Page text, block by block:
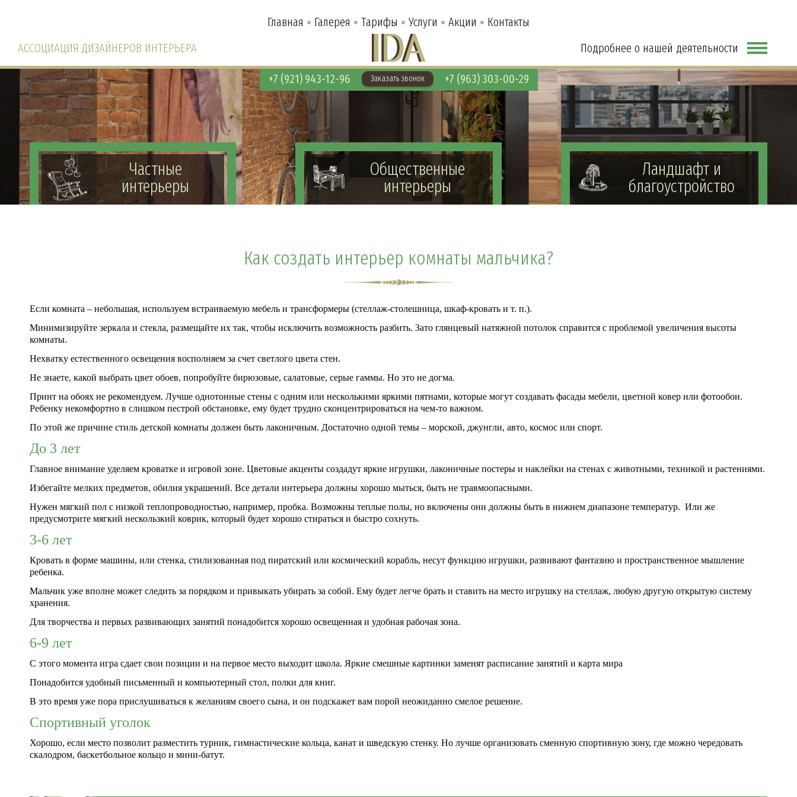
Главная Галерея Тарифы Услуги Акции
Контакты
АССОЦИАЦИЯ ДИЗАЙНЕРОВ ИНТЕРЬЕРА
Подробнее о нашей деятельности
+7 (921) 943-12-96 Заказать звонок +7 (963) 303-00-29
Частные
интерьеры
Общественные
интерьеры
Ландшафт и
благоустройство
Как создать интерьер комнаты мальчика?
Если комната – небольшая, используем встраиваемую мебель и трансформеры (стеллаж-столешница, шкаф-кровать и т. п.).
Минимизируйте зеркала и стекла, размещайте их так, чтобы исключить возможность разбить. Зато глянцевый натяжной потолок справится с проблемой увеличения высоты
комнаты.
Нехватку естественного освещения восполняем за счет светлого цвета стен.
Не знаете, какой выбрать цвет обоев, попробуйте бирюзовые, салатовые, серые гаммы. Но это не догма.
Принт на обоях не рекомендуем. Лучше однотонные стены с одним или несколькими яркими пятнами, которые могут создавать фасады мебели, цветной ковер или фотообои.
Ребенку некомфортно в слишком пестрой обстановке, ему будет трудно сконцентрироваться на чем-то важном.
По этой же причине стиль детской комнаты должен быть лаконичным. Достаточно одной темы – морской, джунгли, авто, космос или спорт.
До 3 лет
Главное внимание уделяем кроватке и игровой зоне. Цветовые акценты создадут яркие игрушки, лаконичные постеры и наклейки на стенах с животными, техникой и растениями.
Избегайте мелких предметов, обилия украшений. Все детали интерьера должны хорошо мыться, быть не травмоопасными.
Нужен мягкий пол с низкой теплопроводностью, например, пробка. Возможны теплые полы, но включены они должны быть в нижнем диапазоне температур. Или же
предусмотрите мягкий нескользкий коврик, который будет хорошо стираться и быстро сохнуть.
3-6 лет
Кровать в форме машины, или стенка, стилизованная под пиратский или космический корабль, несут функцию игрушки, развивают фантазию и пространственное мышление
ребенка.
Мальчик уже вполне может следить за порядком и привыкать убирать за собой. Ему будет легче брать и ставить на место игрушку на стеллаж, любую другую открытую систему
хранения.
Для творчества и первых развивающих занятий понадобится хорошо освещенная и удобная рабочая зона.
6-9 лет
С этого момента игра сдает свои позиции и на первое место выходит школа. Яркие смешные картинки заменят расписание занятий и карта мира
Понадобится удобный письменный и компьютерный стол, полки для книг.
В это время уже пора прислушиваться к желаниям своего сына, и он подскажет вам порой неожиданно смелое решение.
Спортивный уголок
Хорошо, если место позволит разместить турник, гимнастические кольца, канат и шведскую стенку. Но лучше организовать сменную спортивную зону, где можно чередовать
скалодром, баскетбольное кольцо и мини-батут.